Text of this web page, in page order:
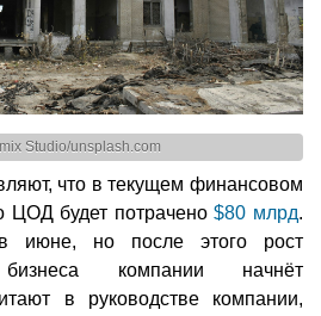
Studio/unsplash.com
что в текущем финансовом
ЦОД будет потрачено$80 млрд.
в июне, но после этого рост
бизнеса компании начнёт
в руководстве компании,